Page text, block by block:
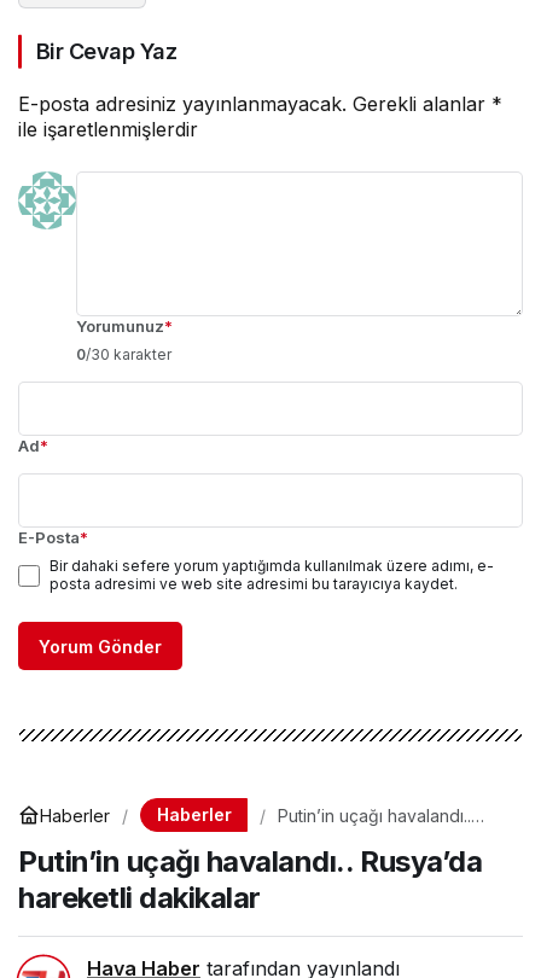
Bir Cevap Yaz
E-posta adresiniz yayınlanmayacak. Gerekli alanlar *
ile işaretlenmişlerdir
Yorumunuz*
0/30 karakter
Ad*
E-Posta*
Bir dahaki sefere yorum yaptığımda kullanılmak üzere adımı, e-
posta adresimi ve web site adresimi bu tarayıcıya kaydet.
Yorum Gönder
Haberler Haberler
Putin’in uçağı havalandı..
Putin’in uçağı havalandı.. Rusya’da
hareketli dakikalar
Hava Haber tarafından yayınlandı